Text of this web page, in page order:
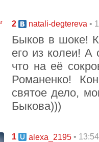
2 natali-degtereva •
Быков в шоке!
его из колеи! А
что на её
Романенко!
святое дело,
Быкова)))
1 alexa_2195 •